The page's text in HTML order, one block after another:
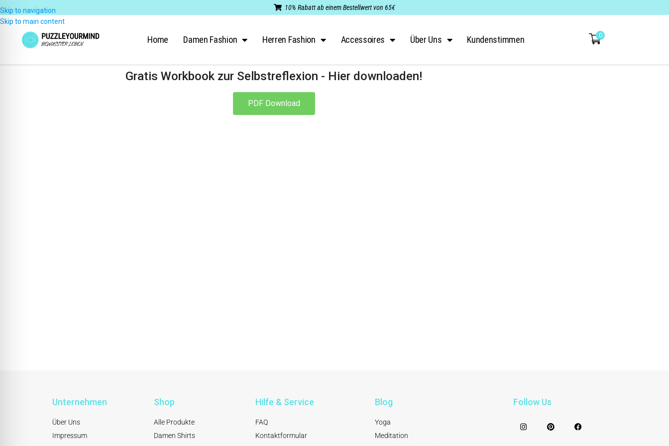
Skip to navigation
Skip to main content
10% Rabatt ab einem Bestellwert von 65€
Home Damen Fashion Herren Fashion Accessoires Über Uns Kundenstimmen 0
Gratis Workbook zur Selbstreflexion - Hier downloaden!
PDF Download
Unternehmen
Über Uns
Impressum
Shop
Alle Produkte
Damen Shirts
Hilfe & Service
FAQ
Kontaktformular
Blog
Yoga
Meditation
Follow Us